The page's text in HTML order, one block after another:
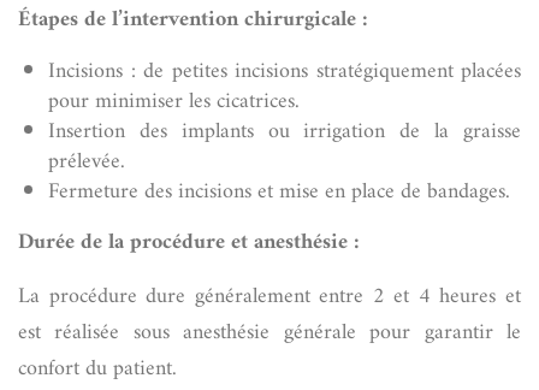
Étapes de l’intervention chirurgicale :
Incisions : de petites incisions stratégiquement placées
pour minimiser les cicatrices.
Insertion des implants ou irrigation de la graisse
prélevée.
Fermeture des incisions et mise en place de bandages.
Durée de la procédure et anesthésie :
La procédure dure généralement entre 2 et 4 heures et
est réalisée sous anesthésie générale pour garantir le
confort du patient.